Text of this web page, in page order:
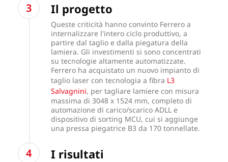
Il progetto
Queste criticità hanno convinto Ferrero a
internalizzare l'intero ciclo produttivo, a
partire dal taglio e dalla piegatura della
lamiera. Gli investimenti si sono concentrati
su tecnologie altamente automatizzate.
Ferrero ha acquistato un nuovo impianto di
taglio laser con tecnologia a fibra L3
Salvagnini, per tagliare lamiere con misura
massima di 3048 x 1524 mm, completo di
automazione di carico/scarico ADLL e
dispositivo di sorting MCU, cui si aggiunge
una pressa piegatrice B3 da 170 tonnellate.
I risultati